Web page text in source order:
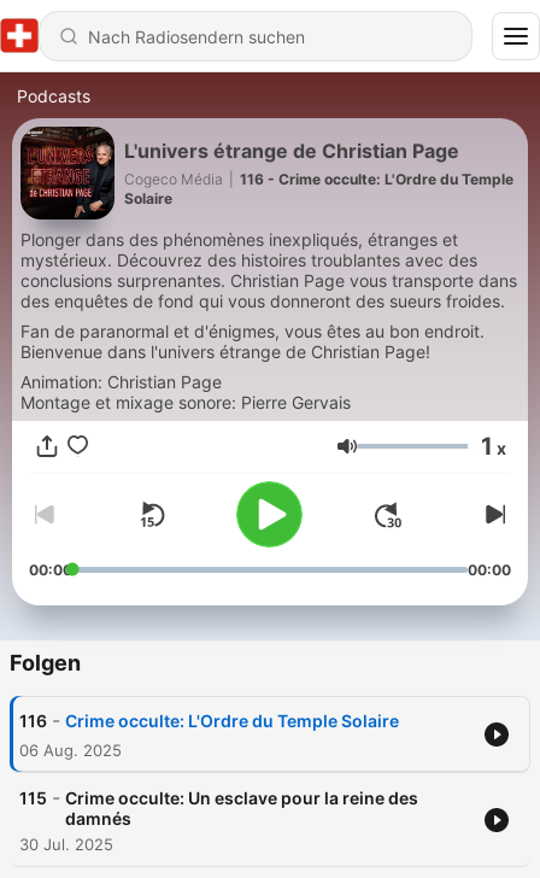
Podcasts
L'univers étrange de Christian Page
Cogeco Média
116 - Crime occulte: L'Ordre du Temple
Solaire
Plonger dans des phénomènes inexpliqués, étranges et
mystérieux. Découvrez des histoires troublantes avec des
conclusions surprenantes. Christian Page vous transporte dans
des enquêtes de fond qui vous donneront des sueurs froides.
Fan de paranormal et d'énigmes, vous êtes au bon endroit.
Bienvenue dans l'univers étrange de Christian Page!
Animation: Christian Page
Montage et mixage sonore: Pierre Gervais
Lautstärke 1 x
00:00 00:00
Folgen
116 - Crime occulte: L'Ordre du Temple Solaire
06 Aug. 2025
115 - Crime occulte: Un esclave pour la reine des
damnés
30 Jul. 2025